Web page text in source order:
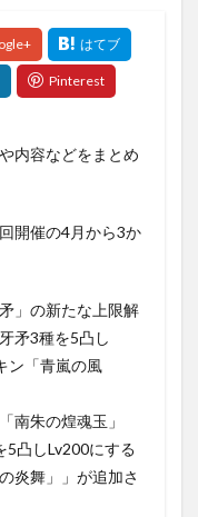
内容などをまとめ
開催の4月から3か
」の新たな上限解
矛3種を5凸し
ン「青嵐の風
南朱の煌魂玉」
5凸しLv200にする
炎舞」」が追加さ